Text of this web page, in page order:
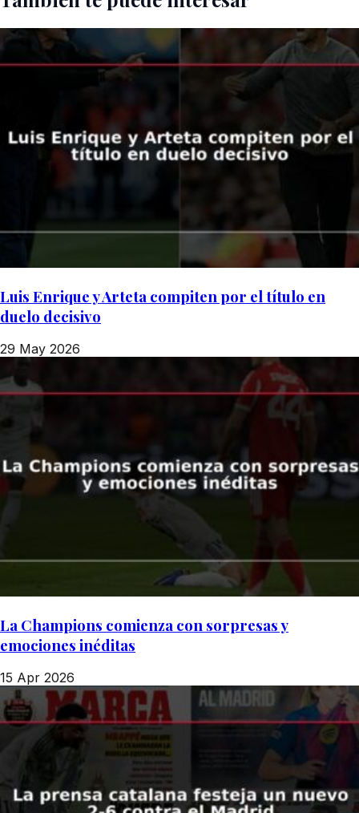
Luis Enrique y Arteta compiten por el título en
duelo decisivo
29 May 2026
La Champions comienza con sorpresas y
emociones inéditas
15 Apr 2026